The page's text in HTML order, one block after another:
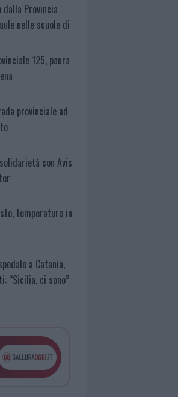
Provincia
nelle scuole di
125, paura
provinciale ad
con Avis
temperature in
a Catania,
“Sicilia, ci sono”